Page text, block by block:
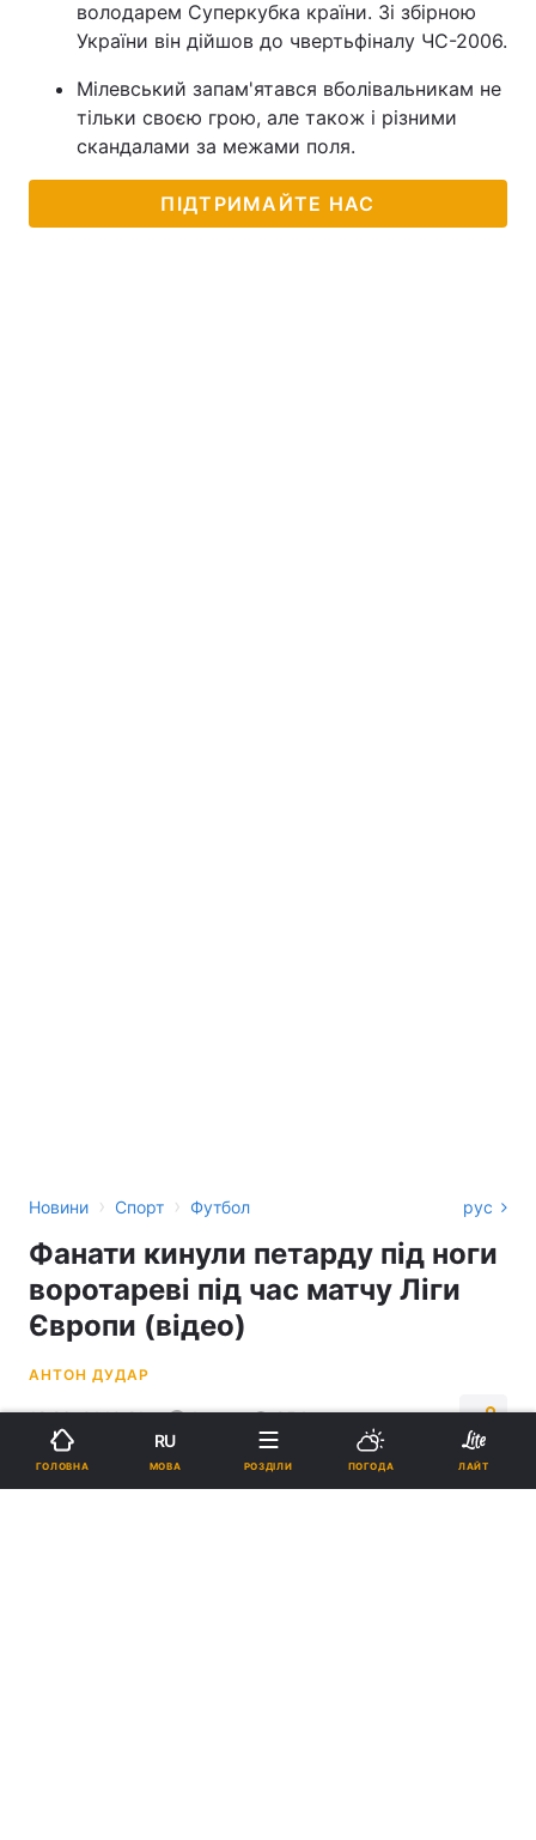
володарем Суперкубка країни. Зі збірною
України він дійшов до чвертьфіналу ЧС-2006.
Мілевський запам'ятався вболівальникам не
тільки своєю грою, але також і різними
скандалами за межами поля.
ПІДТРИМАЙТЕ НАС
Новини › Спорт › Футбол рус
Фанати кинули петарду під ноги
воротареві під час матчу Ліги
Європи (відео)
АНТОН ДУДАР
12:26, 01.10.21 1 хв. 954
Підпишіться на нас в Google
ГОЛОВНА
RU
МОВА РОЗДІЛИ ПОГОДА ЛАЙТ